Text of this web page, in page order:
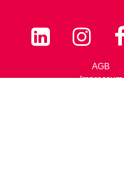
AGB
Impressum